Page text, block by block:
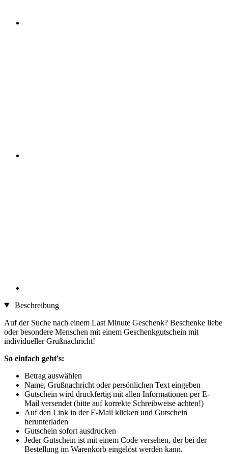
Beschreibung
Auf der Suche nach einem Last Minute Geschenk? Beschenke liebe
oder besondere Menschen mit einem Geschenkgutschein mit
individueller Grußnachricht!
So einfach geht's:
Betrag auswählen
Name, Grußnachricht oder persönlichen Text eingeben
Gutschein wird druckfertig mit allen Informationen per E-
Mail versendet (bitte auf korrekte Schreibweise achten!)
Auf den Link in der E-Mail klicken und Gutschein
herunterladen
Gutschein sofort ausdrucken
Jeder Gutschein ist mit einem Code versehen, der bei der
Bestellung im Warenkorb eingelöst werden kann.